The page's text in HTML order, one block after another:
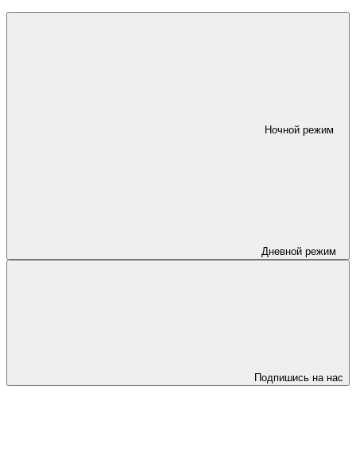
Ночной режим
Дневной режим
Подпишись на нас